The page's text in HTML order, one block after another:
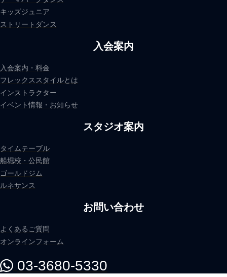
キッズジュニア
ストリートダンス
入会案内
入会案内・料金
フレックススタイルとは
インストラクター
イベント情報・お知らせ
スタジオ案内
タイムテーブル
船堀校・公民館
ゴールドジム
ルネサンス
お問い合わせ
よくあるご質問
オンラインフォーム
03-3680-5330